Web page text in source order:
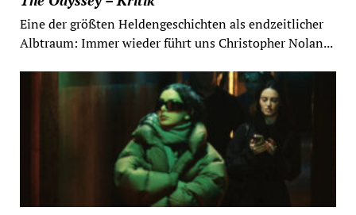
Eine der größten Heldengeschichten als endzeitlicher
Albtraum: Immer wieder führt uns Christopher Nolan...